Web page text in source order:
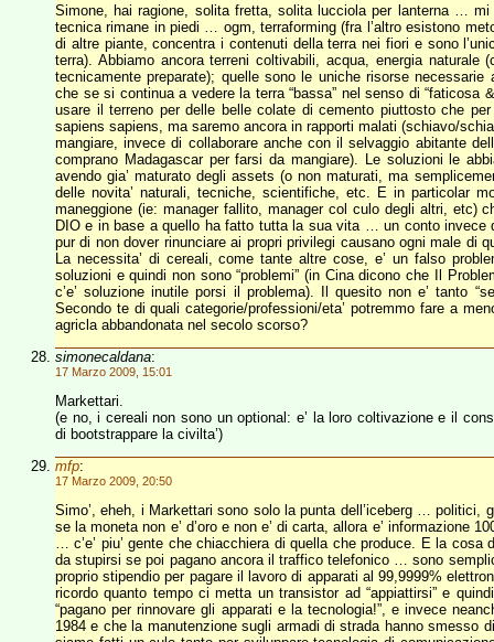
Simone, hai ragione, solita fretta, solita lucciola per lanterna …
tecnica rimane in piedi … ogm, terraforming (fra l’altro esistono
di altre piante, concentra i contenuti della terra nei fiori e sono
terra). Abbiamo ancora terreni coltivabili, acqua, energia naturale
tecnicamente preparate); quelle sono le uniche risorse necessarie
che se si continua a vedere la terra “bassa” nel senso di
usare il terreno per delle belle colate di cemento piuttosto che
sapiens sapiens, ma saremo ancora in rapporti malati (schiavo/
mangiare, invece di collaborare anche con il selvaggio abitante
comprano Madagascar per farsi da mangiare). Le soluzioni le
avendo gia’ maturato degli assets (o non maturati, ma
delle novita’ naturali, tecniche, scientifiche, etc. E in particolar
maneggione (ie: manager fallito, manager col culo degli altri, etc)
DIO e in base a quello ha fatto tutta la sua vita … un conto invece
pur di non dover rinunciare ai propri privilegi causano ogni male di
La necessita’ di cereali, come tante altre cose, e’ un falso
soluzioni e quindi non sono “problemi” (in Cina dicono che Il
c’e’ soluzione inutile porsi il problema). Il quesito non e’ tanto
Secondo te di quali categorie/professioni/eta’ potremmo fare a
agricla abbandonata nel secolo scorso?
simonecaldana:
17 Marzo 2009, 15:01
Markettari.
(e no, i cereali non sono un optional: e’ la loro coltivazione e il
di bootstrappare la civilta’)
mfp:
17 Marzo 2009, 20:50
Simo’, eheh, i Markettari sono solo la punta dell’iceberg … politici,
se la moneta non e’ d’oro e non e’ di carta, allora e’ informazione
… c’e’ piu’ gente che chiacchiera di quella che produce. E la
da stupirsi se poi pagano ancora il traffico telefonico … sono
proprio stipendio per pagare il lavoro di apparati al 99,9999%
ricordo quanto tempo ci metta un transistor ad “appiattirsi” e
“pagano per rinnovare gli apparati e la tecnologia!”, e invece
1984 e che la manutenzione sugli armadi di strada hanno